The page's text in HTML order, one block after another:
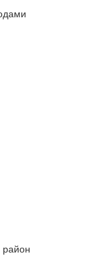
район